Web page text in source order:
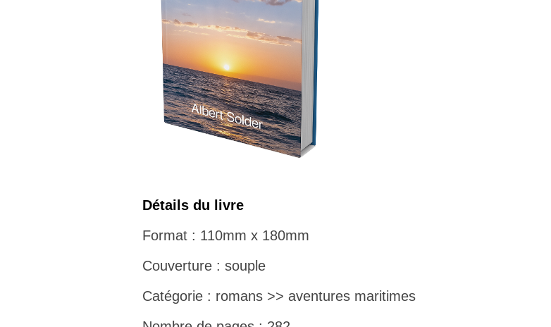
Détails du livre
Format : 110mm x 180mm
Couverture : souple
Catégorie : romans >> aventures maritimes